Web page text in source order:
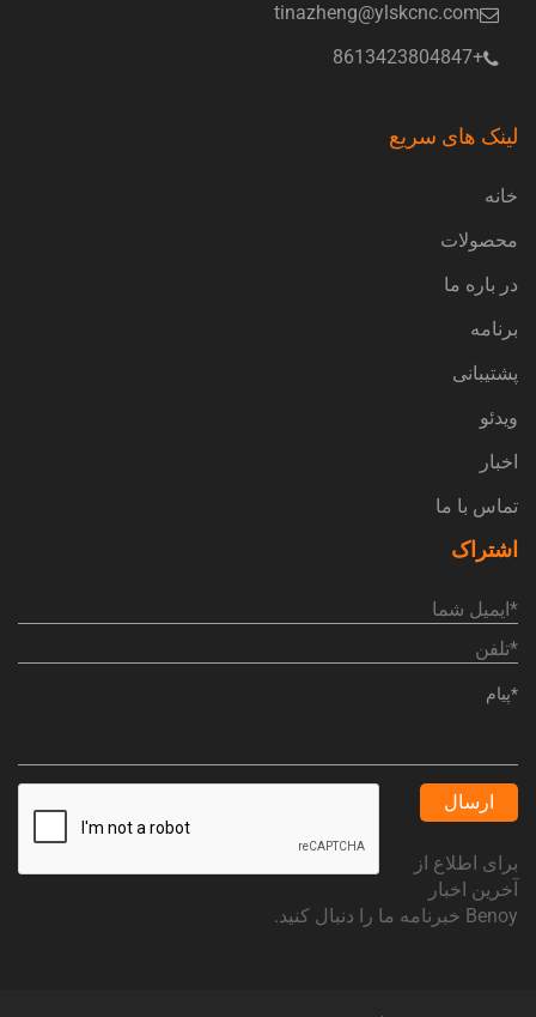
tinazheng@ylskcnc.com
+8613423804847
لینک های سریع
خانه
محصولات
در باره ما
برنامه
پشتیبانی
ویدئو
اخبار
تماس با ما
اشتراک
ارسال
برای اطلاع از
آخرین اخبار
Benoy خبرنامه ما را دنبال کنید.